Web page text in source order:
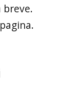
breve.